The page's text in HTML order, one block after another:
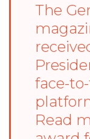
The
face-
Read